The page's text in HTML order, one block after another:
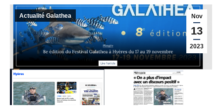
Nov
13
2023
Actualité Galathea